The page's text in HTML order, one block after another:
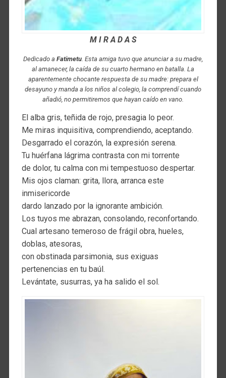
M I R A D A S
Dedicado a Fatimetu . Esta amiga tuvo que anunciar a su madre,
al amanecer, la caída de su cuarto hermano en batalla. La
aparentemente chocante respuesta de su madre: prepara el
desayuno y manda a los niños al colegio, la comprendí cuando
añadió, no permitiremos que hayan caído en vano.
El alba gris, teñida de rojo, presagia lo peor.
Me miras inquisitiva, comprendiendo, aceptando.
Desgarrado el corazón, la expresión serena.
Tu huérfana lágrima contrasta con mi torrente
de dolor, tu calma con mi tempestuoso despertar.
Mis ojos claman: grita, llora, arranca este
inmisericorde
dardo lanzado por la ignorante ambición.
Los tuyos me abrazan, consolando, reconfortando.
Cual artesano temeroso de frágil obra, hueles,
doblas, atesoras,
con obstinada parsimonia, sus exiguas
pertenencias en tu baúl.
Levántate, susurras, ya ha salido el sol.